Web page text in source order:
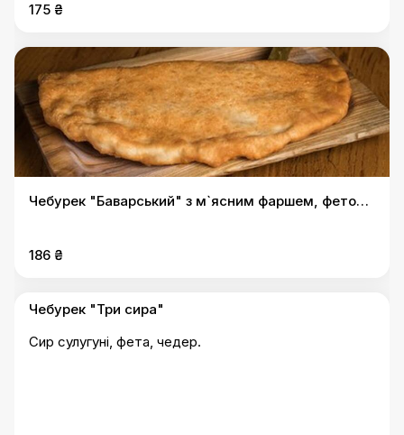
175 ₴
Чебурек "Баварський" з м`ясним фаршем, фетою,
186 ₴
Чебурек "Три сира"
Сир сулугуні, фета, чедер.